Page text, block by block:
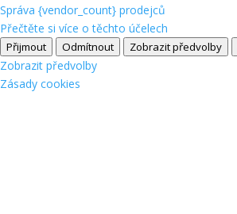
Správa {vendor_count} prodejců
Přečtěte si více o těchto účelech
Přijmout Odmítnout Zobrazit předvolby
Zobrazit předvolby
Zásady cookies